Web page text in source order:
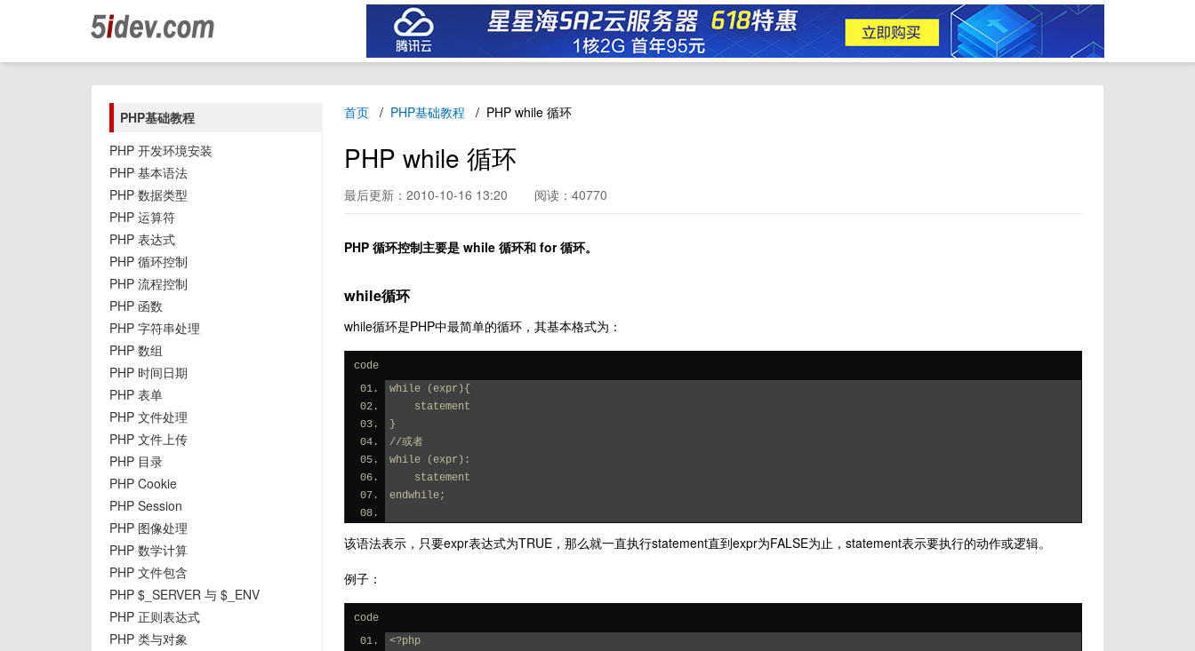
PHP基础教程
PHP 开发环境安装
PHP 基本语法
PHP 数据类型
PHP 运算符
PHP 表达式
PHP 循环控制
PHP 流程控制
PHP 函数
PHP 字符串处理
PHP 数组
PHP 时间日期
PHP 表单
PHP 文件处理
PHP 文件上传
PHP 目录
PHP Cookie
PHP Session
PHP 图像处理
PHP 数学计算
PHP 文件包含
PHP $_SERVER 与 $_ENV
PHP 正则表达式
PHP 类与对象
首页 PHP基础教程 PHP while 循环
PHP while 循环
最后更新：2010-10-16 13:20 阅读：40770
PHP 循环控制主要是 while 循环和 for 循环。
while循环
while循环是PHP中最简单的循环，其基本格式为：
code
while (expr){
    statement
}
//或者
while (expr):
    statement
endwhile;
该语法表示，只要expr表达式为TRUE，那么就一直执行statement直到expr为FALSE为止，statement表示要执行的动作或逻辑。
例子：
code
<?php